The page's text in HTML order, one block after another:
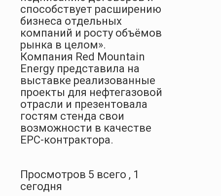
способствует расширению
бизнеса отдельных
компаний и росту объёмов
рынка в целом».
Компания Red Mountain
Energy представила на
выставке реализованные
проекты для нефтегазовой
отрасли и презентовала
гостям стенда свои
возможности в качестве
EPC-контрактора.
Просмотров 5 всего , 1
сегодня